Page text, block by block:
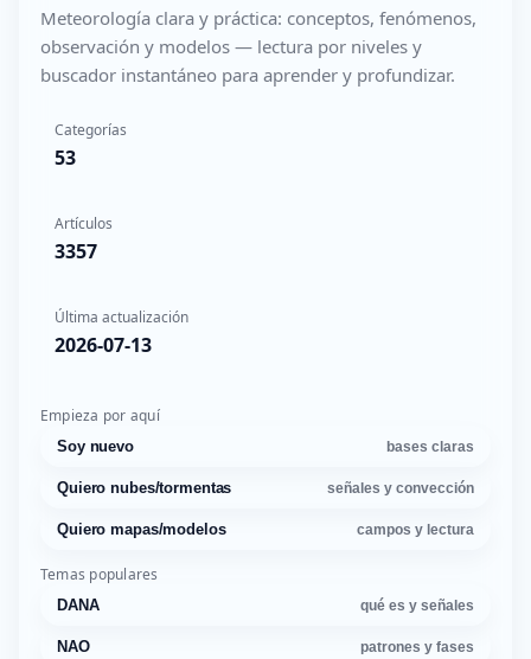
Meteorología clara y práctica: conceptos, fenómenos,
observación y modelos — lectura por niveles y
buscador instantáneo para aprender y profundizar.
Categorías
53
Artículos
3357
Última actualización
2026-07-13
Empieza por aquí
Soy nuevo bases claras
Quiero nubes/tormentas señales y convección
Quiero mapas/modelos campos y lectura
Temas populares
DANA qué es y señales
NAO patrones y fases